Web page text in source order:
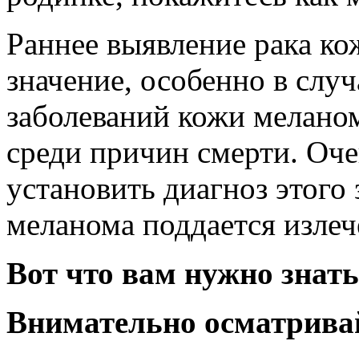
Раннее выявление рака
значение, особенно в
заболеваний кожи
среди причин смерти.
установить диагноз
меланома поддается
Вот что вам нужно
Внимательно